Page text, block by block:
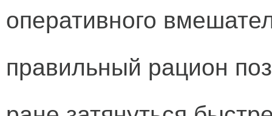
оперативного
правильный рацион